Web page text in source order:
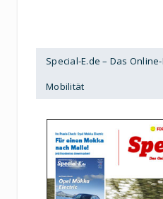
Special-E.de – Das
Mobilität